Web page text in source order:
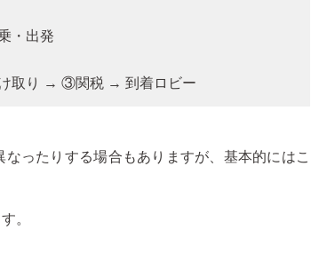
・出発
取り → ③関税 → 到着ロビー
ったりする場合もありますが、基本的にはこ
。